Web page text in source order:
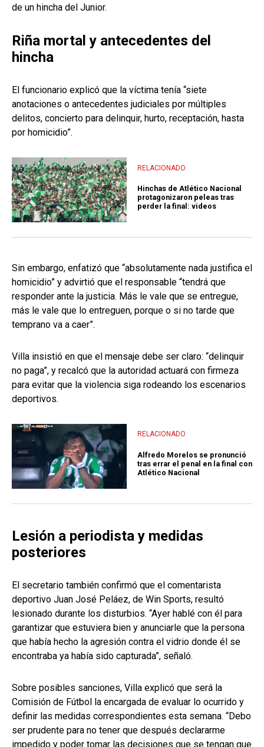
de un hincha del Junior.
Riña mortal y antecedentes del
hincha
El funcionario explicó que la víctima tenía “siete
anotaciones o antecedentes judiciales por múltiples
delitos, concierto para delinquir, hurto, receptación, hasta
por homicidio”.
RELACIONADO
Hinchas de Atlético Nacional
protagonizaron peleas tras
perder la final: videos
Sin embargo, enfatizó que “absolutamente nada justifica el
homicidio” y advirtió que el responsable “tendrá que
responder ante la justicia. Más le vale que se entregue,
más le vale que lo entreguen, porque o si no tarde que
temprano va a caer”.
Villa insistió en que el mensaje debe ser claro: “delinquir
no paga”, y recalcó que la autoridad actuará con firmeza
para evitar que la violencia siga rodeando los escenarios
deportivos.
RELACIONADO
Alfredo Morelos se pronunció
tras errar el penal en la final con
Atlético Nacional
Lesión a periodista y medidas
posteriores
El secretario también confirmó que el comentarista
deportivo Juan José Peláez, de Win Sports, resultó
lesionado durante los disturbios. “Ayer hablé con él para
garantizar que estuviera bien y anunciarle que la persona
que había hecho la agresión contra el vidrio donde él se
encontraba ya había sido capturada”, señaló.
Sobre posibles sanciones, Villa explicó que será la
Comisión de Fútbol la encargada de evaluar lo ocurrido y
definir las medidas correspondientes esta semana. “Debo
ser prudente para no tener que después declararme
impedido y poder tomar las decisiones que se tengan que